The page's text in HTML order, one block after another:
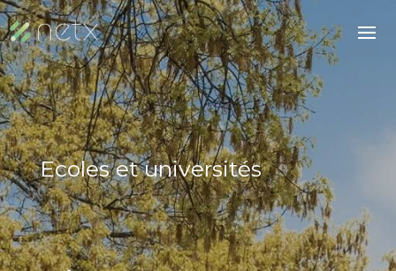
Ecoles et universités